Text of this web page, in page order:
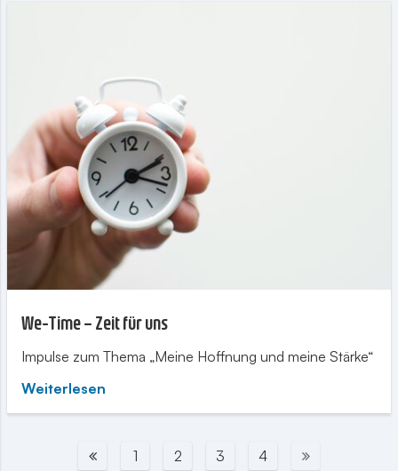
We-Time – Zeit für uns
Impulse zum Thema „Meine Hoffnung und meine Stärke“
Weiterlesen
1 2 3 4